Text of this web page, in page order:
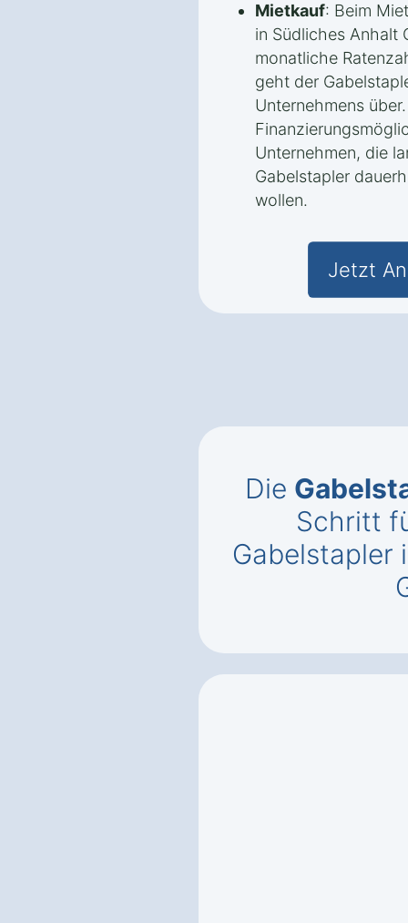
Mietkauf: Beim
in Südliches Anhalt
monatliche
geht der
Unternehmens
Unternehmen, die
Gabelstapler
wollen.
Jetzt
Die
Schritt
Gabelstapler